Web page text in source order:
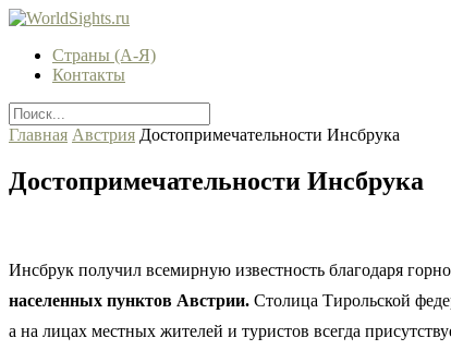
Страны (А-Я)
Контакты
Главная Австрия Достопримечательности Инсбрука
Достопримечательности Инсбрука
Инсбрук получил всемирную известность благодаря
населенных пунктов Австрии. Столица Тирольской
а на лицах местных жителей и туристов всегда